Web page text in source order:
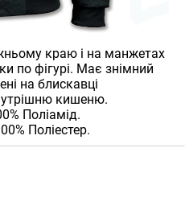
краю і на манжетах
по фігурі. Має знімний
на блискавці
кишеню.
Поліамід.
Поліестер.